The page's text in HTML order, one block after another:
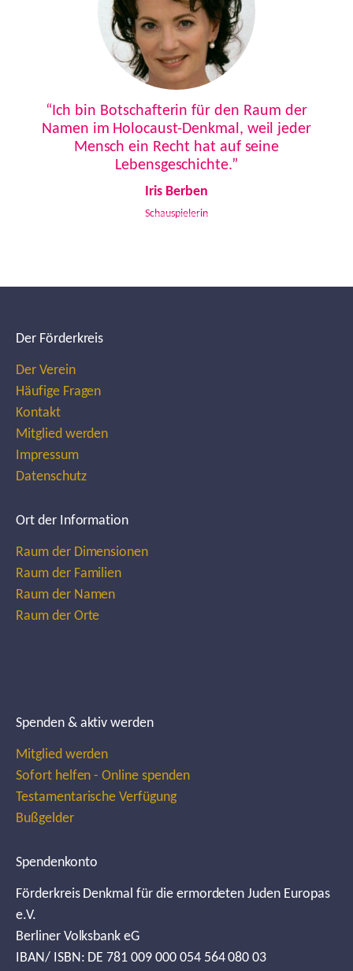
“Ich bin Botschafterin für den Raum der
Namen im Holocaust-Denkmal, weil jeder
Mensch ein Recht hat auf seine
Lebensgeschichte.”
Iris Berben
Schauspielerin
Der Förderkreis
Der Verein
Häufige Fragen
Kontakt
Mitglied werden
Impressum
Datenschutz
Ort der Information
Raum der Dimensionen
Raum der Familien
Raum der Namen
Raum der Orte
Spenden & aktiv werden
Mitglied werden
Sofort helfen - Online spenden
Testamentarische Verfügung
Bußgelder
Spendenkonto
Förderkreis Denkmal für die ermordeten Juden Europas
e.V.
Berliner Volksbank eG
IBAN/ ISBN: DE 781 009 000 054 564 080 03